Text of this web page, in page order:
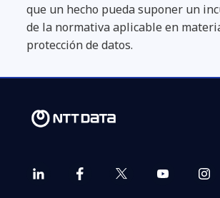
que un hecho pueda suponer un
de la normativa aplicable en
protección de datos.